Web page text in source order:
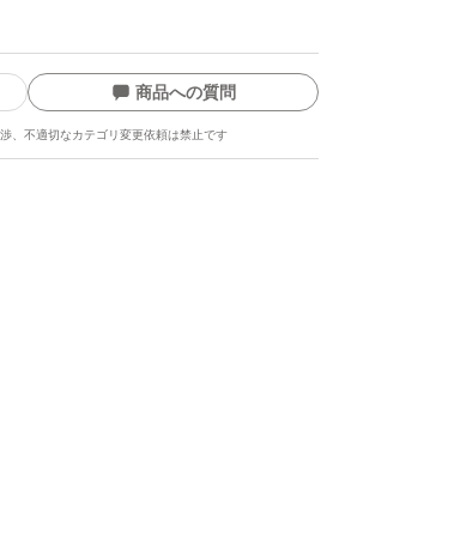
商品への質問
、不適切なカテゴリ変更依頼は禁止です